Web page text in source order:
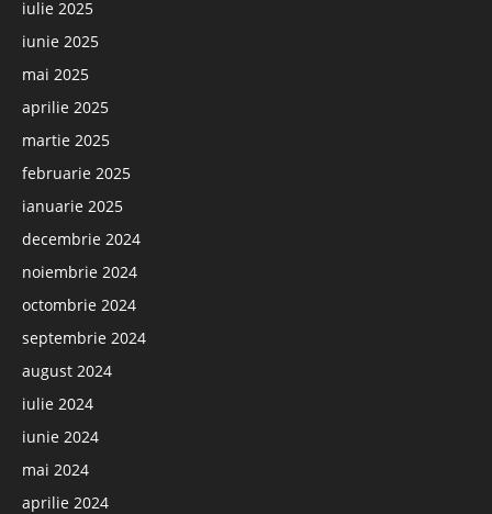
iulie 2025
iunie 2025
mai 2025
aprilie 2025
martie 2025
februarie 2025
ianuarie 2025
decembrie 2024
noiembrie 2024
octombrie 2024
septembrie 2024
august 2024
iulie 2024
iunie 2024
mai 2024
aprilie 2024